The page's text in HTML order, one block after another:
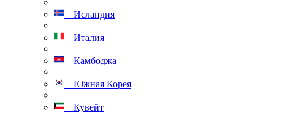
Исландия
Италия
Камбоджа
Южная Корея
Кувейт